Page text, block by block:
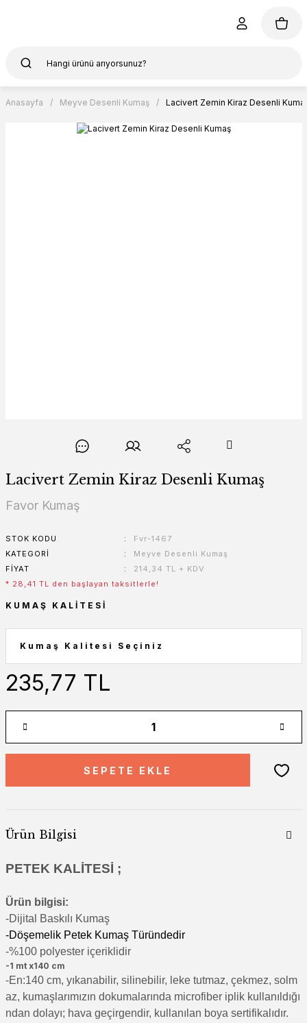
Anasayfa Meyve Desenli Kumaş Lacivert Zemin Kiraz Desenli
Lacivert Zemin Kiraz Desenli Kumaş
Favor Kumaş
STOK KODU
Fvr-1467
KATEGORI
Meyve Desenli Kumaş
FIYAT
214,34 TL + KDV
* 28,41 TL den başlayan taksitlerle!
KUMAŞ KALITESI
235,77 TL
SEPETE EKLE
Ürün Bilgisi
PETEK KALİTESİ ;
Ürün bilgisi:
-Dijital Baskılı Kumaş
-Döşemelik Petek Kumaş Türündedir
-%100 polyester içeriklidir
-1 mt x140 cm
-En:140 cm, yıkanabilir, silinebilir, leke tutmaz, çekmez, solm
az, kumaşlarımızın dokumalarında microfiber iplik kullanıldığı
ndan dolayı; hava geçirgendir, kullanılan boya sertifikalıdır.